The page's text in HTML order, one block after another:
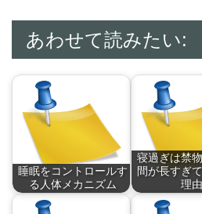
あわせて読みたい:
睡眠をコントロールす
る人体メカニズム
人の眠りは、二つの
寝過ぎは禁
間が長すぎ
理由
現代人の多